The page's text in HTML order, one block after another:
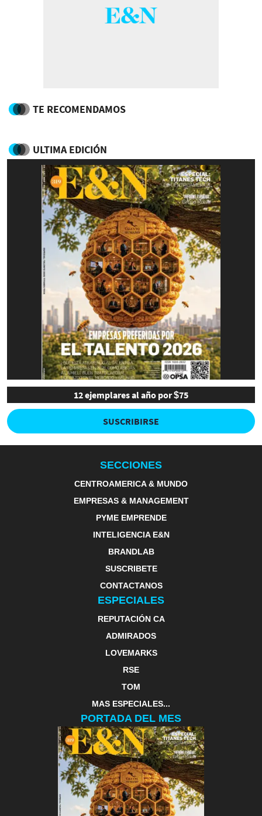
TE RECOMENDAMOS
ULTIMA EDICIÓN
12 ejemplares al año por $75
SUSCRIBIRSE
SECCIONES
CENTROAMERICA & MUNDO
EMPRESAS & MANAGEMENT
PYME EMPRENDE
INTELIGENCIA E&N
BRANDLAB
SUSCRIBETE
CONTACTANOS
ESPECIALES
REPUTACIÓN CA
ADMIRADOS
LOVEMARKS
RSE
TOM
MAS ESPECIALES...
PORTADA DEL MES